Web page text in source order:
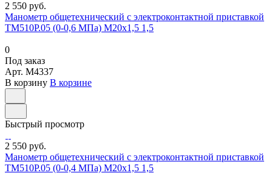
2 550 руб.
Манометр общетехнический с электроконтактной приставкой
ТМ510Р.05 (0-0,6 МПа) М20х1,5 1,5
0
Под заказ
Арт. M4337
В корзину В корзине
Быстрый просмотр
2 550 руб.
Манометр общетехнический с электроконтактной приставкой
ТМ510Р.05 (0-0,4 МПа) М20х1,5 1,5